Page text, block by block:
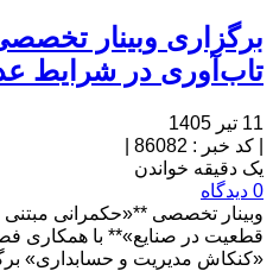
برگزاری وبینار
تاب‌آوری در شرایط
11 تیر 1405
کد خبر : 86082
یک دقیقه خواندن
0 دیدگاه
وبینار تخصصی **«حکمرانی
قطعیت در صنایع»** با همکاری
«کنکاش مدیریت و حسابداری»